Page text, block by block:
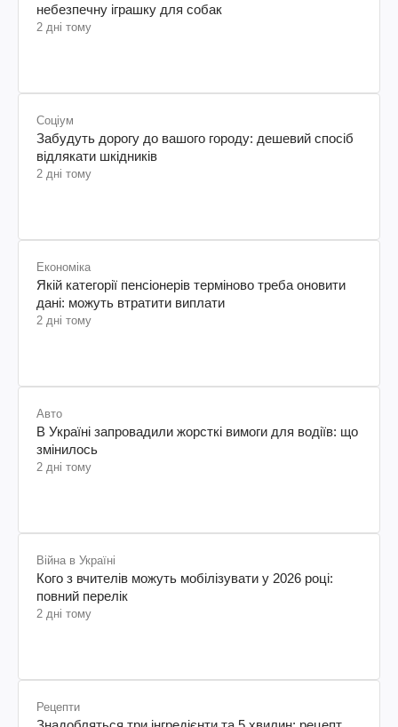
небезпечну іграшку для собак
2 дні тому
Соціум
Забудуть дорогу до вашого городу: дешевий спосіб
відлякати шкідників
2 дні тому
Економіка
Якій категорії пенсіонерів терміново треба оновити
дані: можуть втратити виплати
2 дні тому
Авто
В Україні запровадили жорсткі вимоги для водіїв: що
змінилось
2 дні тому
Війна в Україні
Кого з вчителів можуть мобілізувати у 2026 році:
повний перелік
2 дні тому
Рецепти